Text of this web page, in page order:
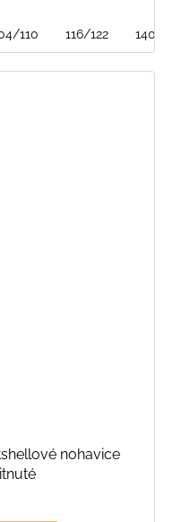
110 116/122 140/
nohavice